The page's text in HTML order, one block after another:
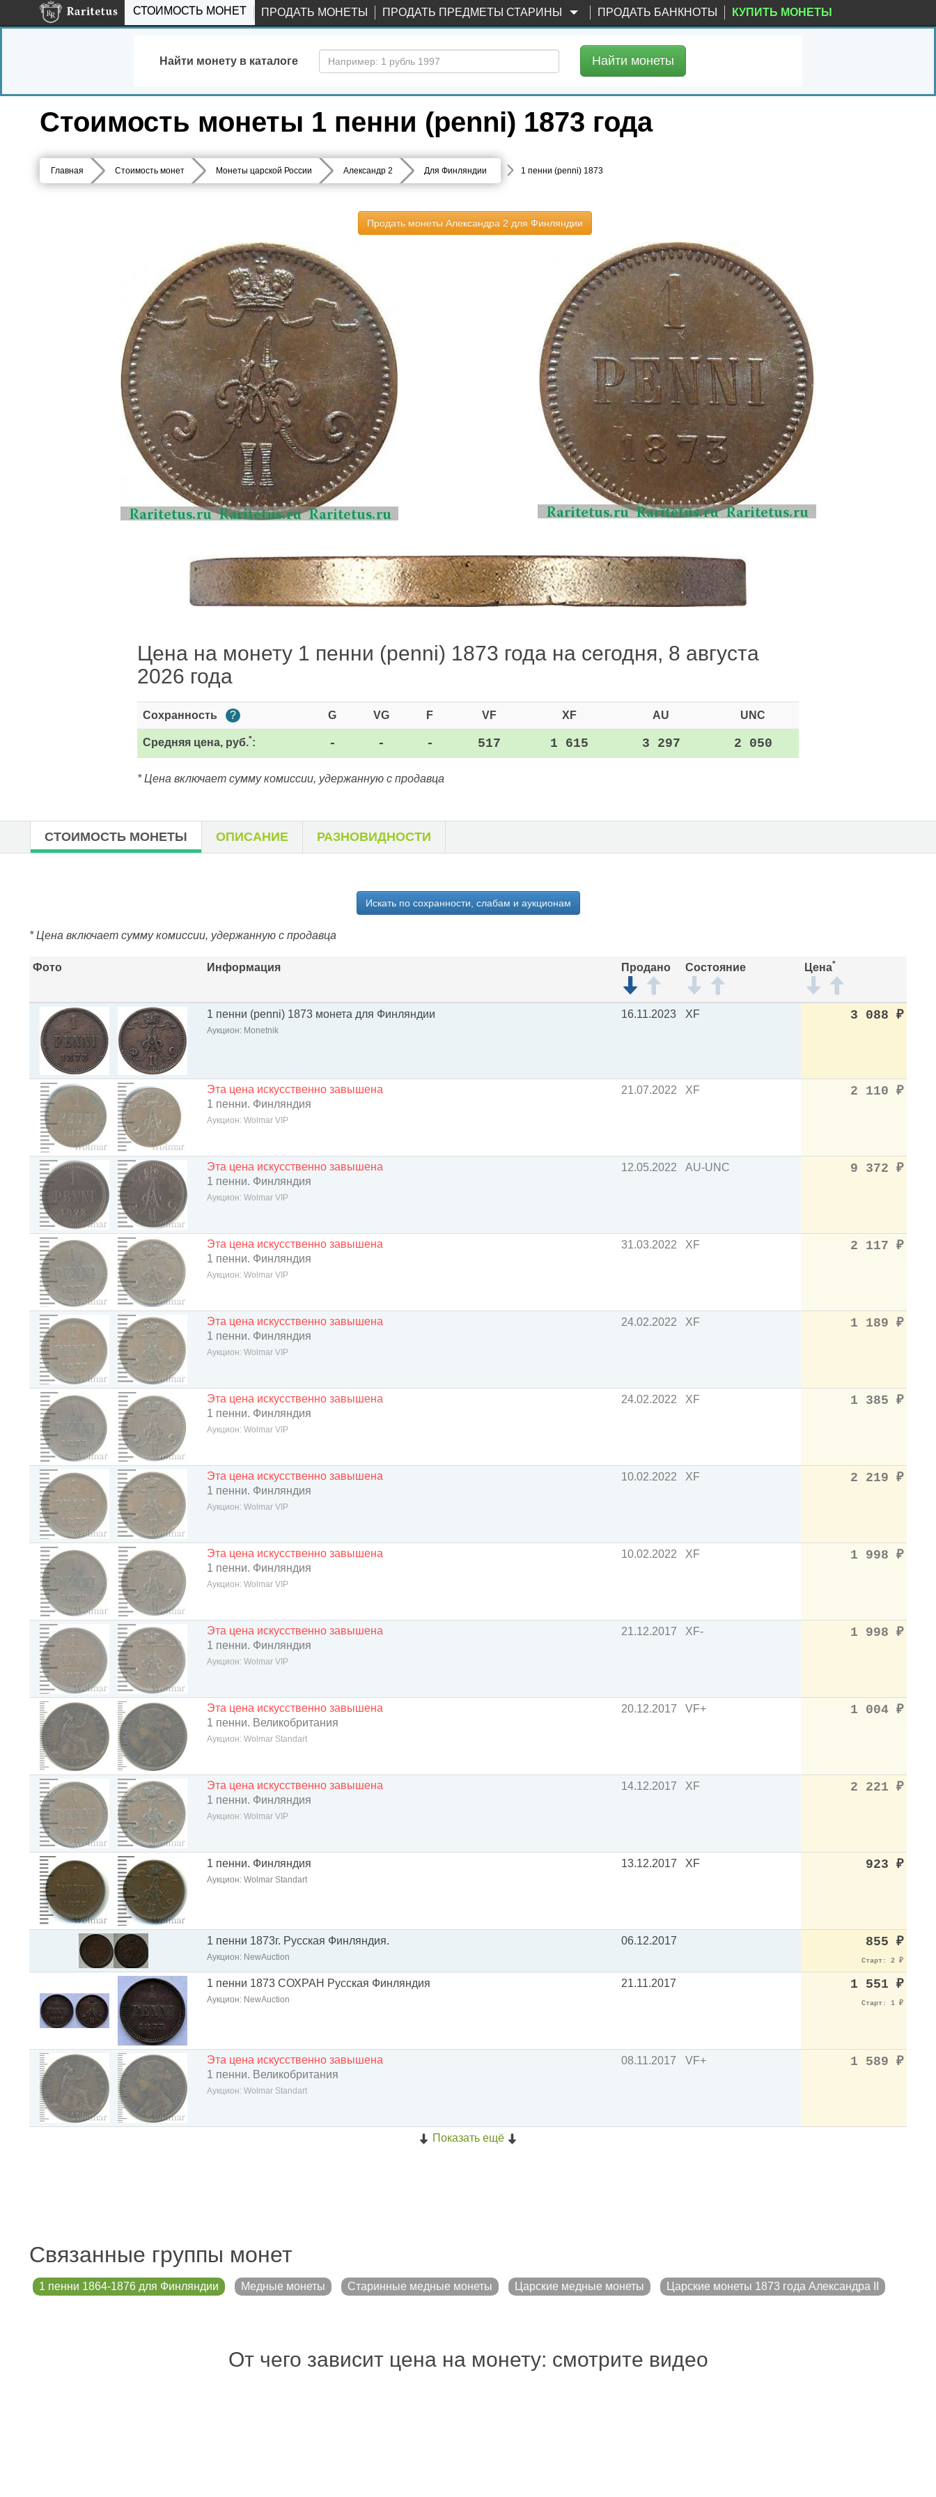
СТОИМОСТЬ МОНЕТ ПРОДАТЬ МОНЕТЫ ПРОДАТЬ ПРЕДМЕТЫ СТАРИНЫ ПРОДАТЬ БАНКНОТЫ КУПИТЬ МОНЕТЫ
Найти монету в каталоге Найти монеты
Стоимость монеты 1 пенни (penni) 1873 года
Главная Стоимость монет Монеты царской России Александр 2 Для Финляндии 1 пенни (penni) 1873
Продать монеты Александра 2 для Финляндии
Цена на монету 1 пенни (penni) 1873 года на сегодня, 8 августа
2026 года
Сохранность ? G VG F VF XF AU UNC
Средняя цена, руб.*: - - - 517 1 615 3 297 2 050
* Цена включает сумму комиссии, удержанную с продавца
СТОИМОСТЬ МОНЕТЫ ОПИСАНИЕ РАЗНОВИДНОСТИ
Искать по сохранности, слабам и аукционам
* Цена включает сумму комиссии, удержанную с продавца
Фото Информация Продано Состояние Цена*
1 пенни (penni) 1873 монета для Финляндии
Аукцион: Monetnik
16.11.2023 XF 3 088 ₽
Эта цена искусственно завышена
1 пенни. Финляндия
Аукцион: Wolmar VIP
21.07.2022 XF 2 110 ₽
Эта цена искусственно завышена
1 пенни. Финляндия
Аукцион: Wolmar VIP
12.05.2022 AU-UNC 9 372 ₽
Эта цена искусственно завышена
1 пенни. Финляндия
Аукцион: Wolmar VIP
31.03.2022 XF 2 117 ₽
Эта цена искусственно завышена
1 пенни. Финляндия
Аукцион: Wolmar VIP
24.02.2022 XF 1 189 ₽
Эта цена искусственно завышена
1 пенни. Финляндия
Аукцион: Wolmar VIP
24.02.2022 XF 1 385 ₽
Эта цена искусственно завышена
1 пенни. Финляндия
Аукцион: Wolmar VIP
10.02.2022 XF 2 219 ₽
Эта цена искусственно завышена
1 пенни. Финляндия
Аукцион: Wolmar VIP
10.02.2022 XF 1 998 ₽
Эта цена искусственно завышена
1 пенни. Финляндия
Аукцион: Wolmar VIP
21.12.2017 XF- 1 998 ₽
Эта цена искусственно завышена
1 пенни. Великобритания
Аукцион: Wolmar Standart
20.12.2017 VF+ 1 004 ₽
Эта цена искусственно завышена
1 пенни. Финляндия
Аукцион: Wolmar VIP
14.12.2017 XF 2 221 ₽
1 пенни. Финляндия
Аукцион: Wolmar Standart
13.12.2017 XF 923 ₽
1 пенни 1873г. Русская Финляндия.
Аукцион: NewAuction
06.12.2017 855 ₽
Старт: 2 ₽
1 пенни 1873 СОХРАН Русская Финляндия
Аукцион: NewAuction
21.11.2017 1 551 ₽
Старт: 1 ₽
Эта цена искусственно завышена
1 пенни. Великобритания
Аукцион: Wolmar Standart
08.11.2017 VF+ 1 589 ₽
Показать ещё
Связанные группы монет
1 пенни 1864-1876 для Финляндии Медные монеты Старинные медные монеты Царские медные монеты Царские монеты 1873 года Александра II
От чего зависит цена на монету: смотрите видео